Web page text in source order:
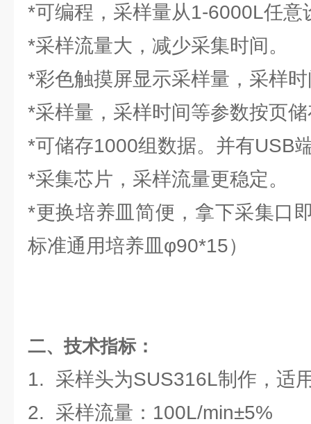
*可编程，采样量从1-6000L任意
*采样流量大，减少采集时间。
*彩色触摸屏显示采样量，采样
*采样量，采样时间等参数按页
*可储存1000组数据。并有USB
*采集芯片，采样流量更稳定。
*更换培养皿简便，拿下采集口
标准通用培养皿φ90*15）
二、技术指标：
1. 采样头为SUS316L制作，适
2. 采样流量：100L/min±5%